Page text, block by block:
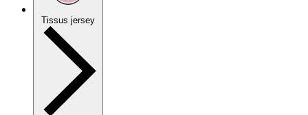
Tissus jersey